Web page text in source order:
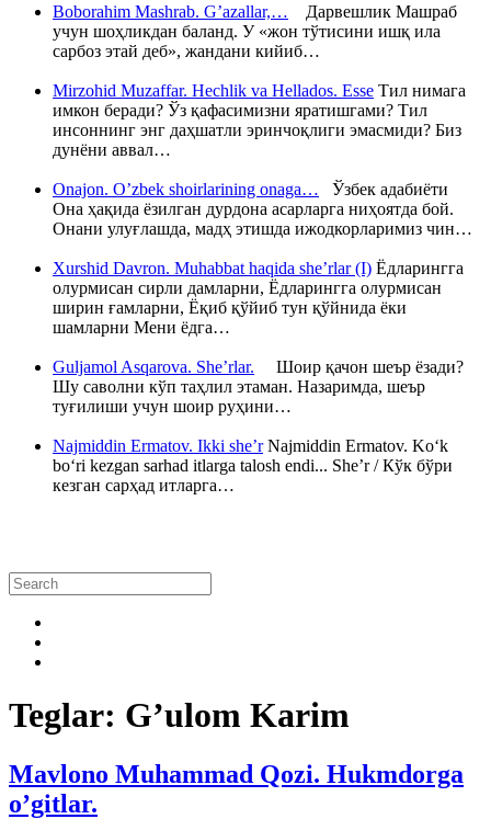
Boborahim Mashrab. G’azallar,… Дарвешлик Машраб
учун шоҳликдан баланд. У «жон тўтисини ишқ ила
сарбоз этай деб», жандани кийиб…
Mirzohid Muzaffar. Hechlik va Hellados. Esse Тил нимага
имкон беради? Ўз қафасимизни яратишгами? Тил
инсоннинг энг даҳшатли эринчоқлиги эмасмиди? Биз
дунёни аввал…
Onajon. O’zbek shoirlarining onaga… Ўзбек адабиёти
Она ҳақида ёзилган дурдона асарларга ниҳоятда бой.
Онани улуғлашда, мадҳ этишда ижодкорларимиз чин…
Xurshid Davron. Muhabbat haqida she’rlar (I) Ёдларингга
олурмисан сирли дамларни, Ёдларингга олурмисан
ширин ғамларни, Ёқиб қўйиб тун қўйнида ёки
шамларни Мени ёдга…
Guljamol Asqarova. She’rlar. Шоир қачон шеър ёзади?
Шу саволни кўп таҳлил этаман. Назаримда, шеър
туғилиши учун шоир руҳини…
Najmiddin Ermatov. Ikki she’rNajmiddin Ermatov. Ko‘k
bo‘ri kezgan sarhad itlarga talosh endi... She’r / Кўк бўри
кезган сарҳад итларга…
Teglar: G’ulom Karim
Mavlono Muhammad Qozi. Hukmdorga
o’gitlar.